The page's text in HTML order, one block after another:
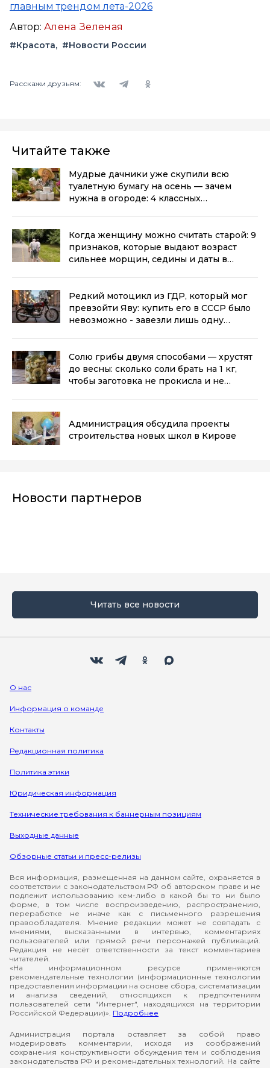
главным трендом лета-2026
Автор: Алена Зеленая
#Красота #Новости России
Расскажи друзьям:
Читайте также
Мудрые дачники уже скупили всю
туалетную бумагу на осень — зачем
нужна в огороде: 4 классных
Когда женщину можно считать старой: 9
признаков, которые выдают возраст
сильнее морщин, седины и даты в
Редкий мотоцикл из ГДР, который мог
превзойти Яву: купить его в СССР было
невозможно - завезли лишь одну
Солю грибы двумя способами — хрустят
до весны: сколько соли брать на 1 кг,
чтобы заготовка не прокисла и не
Администрация обсудила проекты
строительства новых школ в Кирове
Новости партнеров
Читать все новости
О нас
Информация о команде
Контакты
Редакционная политика
Политика этики
Юридическая информация
Технические требования к баннерным позициям
Выходные данные
Обзорные статьи и пресс-релизы
Вся информация, размещенная на данном сайте, охраняется в
соответствии с законодательством РФ об авторском праве и не
подлежит использованию кем-либо в какой бы то ни было
форме, в том числе воспроизведению, распространению,
переработке не иначе как с письменного разрешения
правообладателя. Мнение редакции может не совпадать с
мнениями, высказанными в интервью, комментариях
пользователей или прямой речи персонажей публикаций.
Редакция не несёт ответственности за текст комментариев
читателей.
«На информационном ресурсе применяются
рекомендательные технологии (информационные технологии
предоставления информации на основе сбора, систематизации
и анализа сведений, относящихся к предпочтениям
пользователей сети "Интернет", находящихся на территории
Российской Федерации)». Подробнее
Администрация портала оставляет за собой право
модерировать комментарии, исходя из соображений
сохранения конструктивности обсуждения тем и соблюдения
законодательства РФ и рекомендательных технологий. На сайте